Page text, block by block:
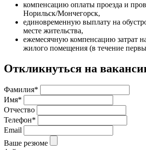
компенсацию оплаты проезда и
Норильск/Мончегорск,
единовременную выплату на
месте жительства,
ежемесячную компенсацию затрат
жилого помещения (в течение
Откликнуться на
Фамилия*
Имя*
Отчество
Телефон*
Email
Ваше резюме